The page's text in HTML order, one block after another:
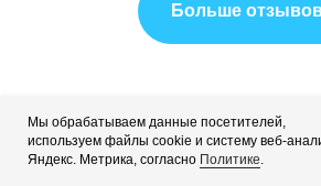
Больше
Узнайте,
Мы обрабатываем данные посетителей,
используем файлы cookie и систему веб-
Яндекс. Метрика, согласно Политике.